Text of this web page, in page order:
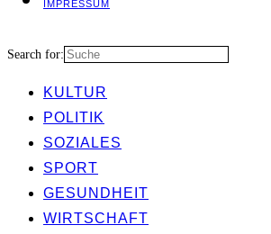
IMPRES­SUM
Search for:
KUL­TUR
POLI­TIK
SOZIA­LES
SPORT
GESUND­HEIT
WIRT­SCHAFT